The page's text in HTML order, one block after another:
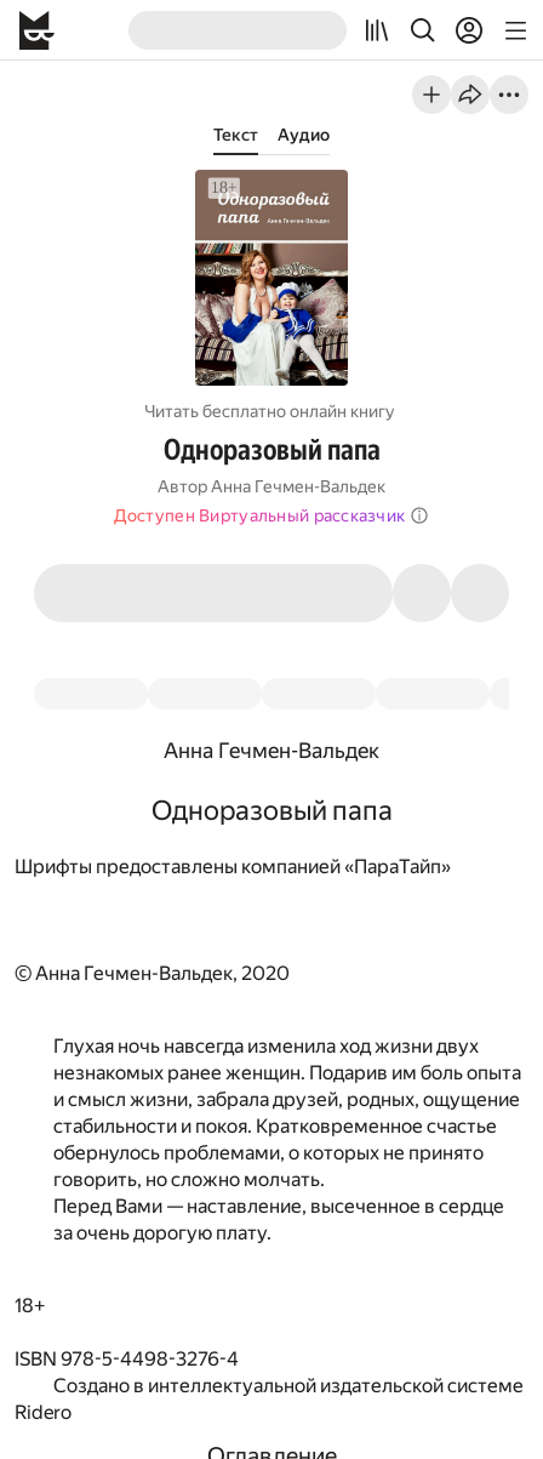
Текст Аудио
Читать бесплатно онлайн книгу
Одноразовый папа
АвторАнна Гечмен-Вальдек
Доступен Виртуальный рассказчик
Анна Гечмен-Вальдек
Одноразовый папа
Шрифты предоставлены компанией «ПараТайп»
© Анна Гечмен-Вальдек, 2020
Глухая ночь навсегда изменила ход жизни двух
незнакомых ранее женщин. Подарив им боль опыта
и смысл жизни, забрала друзей, родных, ощущение
стабильности и покоя. Кратковременное счастье
обернулось проблемами, о которых не принято
говорить, но сложно молчать.
Перед Вами — наставление, высеченное в сердце
за очень дорогую плату.
18+
ISBN 978-5-4498-3276-4
Создано в интеллектуальной издательской системе
Ridero